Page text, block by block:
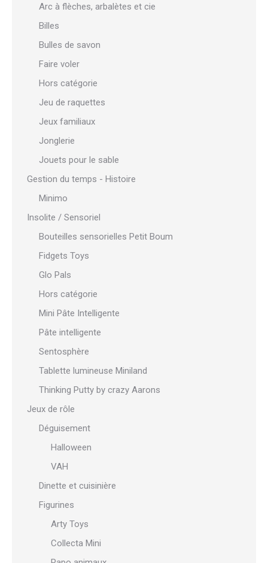
Arc à flèches, arbalètes et cie
Billes
Bulles de savon
Faire voler
Hors catégorie
Jeu de raquettes
Jeux familiaux
Jonglerie
Jouets pour le sable
Gestion du temps - Histoire
Minimo
Insolite / Sensoriel
Bouteilles sensorielles Petit Boum
Fidgets Toys
Glo Pals
Hors catégorie
Mini Pâte Intelligente
Pâte intelligente
Sentosphère
Tablette lumineuse Miniland
Thinking Putty by crazy Aarons
Jeux de rôle
Déguisement
Halloween
VAH
Dinette et cuisinière
Figurines
Arty Toys
Collecta Mini